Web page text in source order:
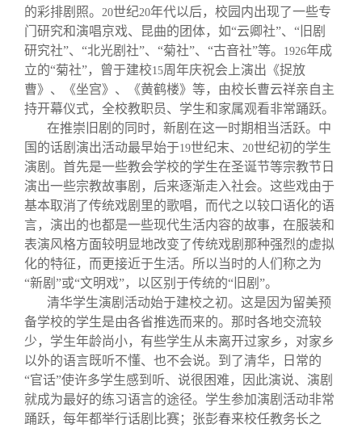
的彩排剧照。 20世纪20年代以后，校园内出现了一些专
门研究和演唱京戏、昆曲的团体，如“云卿社”、“旧剧
研究社”、“北光剧社”、“菊社”、“古音社”等。
1926年成
立的“菊社”，曾于建校15周年庆祝会上演出《捉放
曹》、《坐宫》、《黄鹤楼》等，由校长曹云祥亲自主
持开幕仪式，全校教职员、学生和家属观看非常踊跃。
在推崇旧剧的同时，新剧在这一时期相当活跃。中
国的话剧演出活动最早始于19世纪末、 20世纪初的学生
演剧。首先是一些教会学校的学生在圣诞节等宗教节日
演出一些宗教故事剧，后来逐渐走入社会。这些戏由于
基本取消了传统戏剧里的歌唱，而代之以较口语化的语
言，演出的也都是一些现代生活内容的故事，在服装和
表演风格方面较明显地改变了传统戏剧那种强烈的虚拟
化的特征，而更接近于生活。所以当时的人们称之为
“新剧”或“文明戏”，以区别于传统的“旧剧”。
清华学生演剧活动始于建校之初。这是因为留美预
备学校的学生是由各省推选而来的。那时各地交流较
少，学生年龄尚小，有些学生从未离开过家乡，对家乡
以外的语言既听不懂、也不会说。到了清华，日常的
“官话”使许多学生感到听、说很困难，因此演说、演剧
就成为最好的练习语言的途径。学生参加演剧活动非常
踊跃，每年都举行话剧比赛；张彭春来校任教务长之